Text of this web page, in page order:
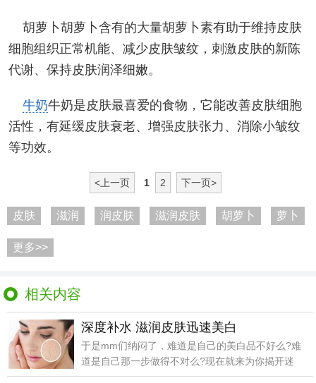
胡萝卜胡萝卜含有的大量胡萝卜素有助于维持皮肤
细胞组织正常机能、减少皮肤皱纹，刺激皮肤的新陈
代谢、保持皮肤润泽细嫩。
牛奶牛奶是皮肤最喜爱的食物，它能改善皮肤细胞
活性，有延缓皮肤衰老、增强皮肤张力、消除小皱纹
等功效。
<上一页 1 2 下一页>
皮肤 滋润 润皮肤 滋润皮肤 胡萝卜 萝卜
更多>>
相关内容
深度补水 滋润皮肤迅速美白
于是mm们纳闷了，难道是自己的美白品不好么?难
道是自己那一步做得不对么?现在就来为你揭开迷
雾。